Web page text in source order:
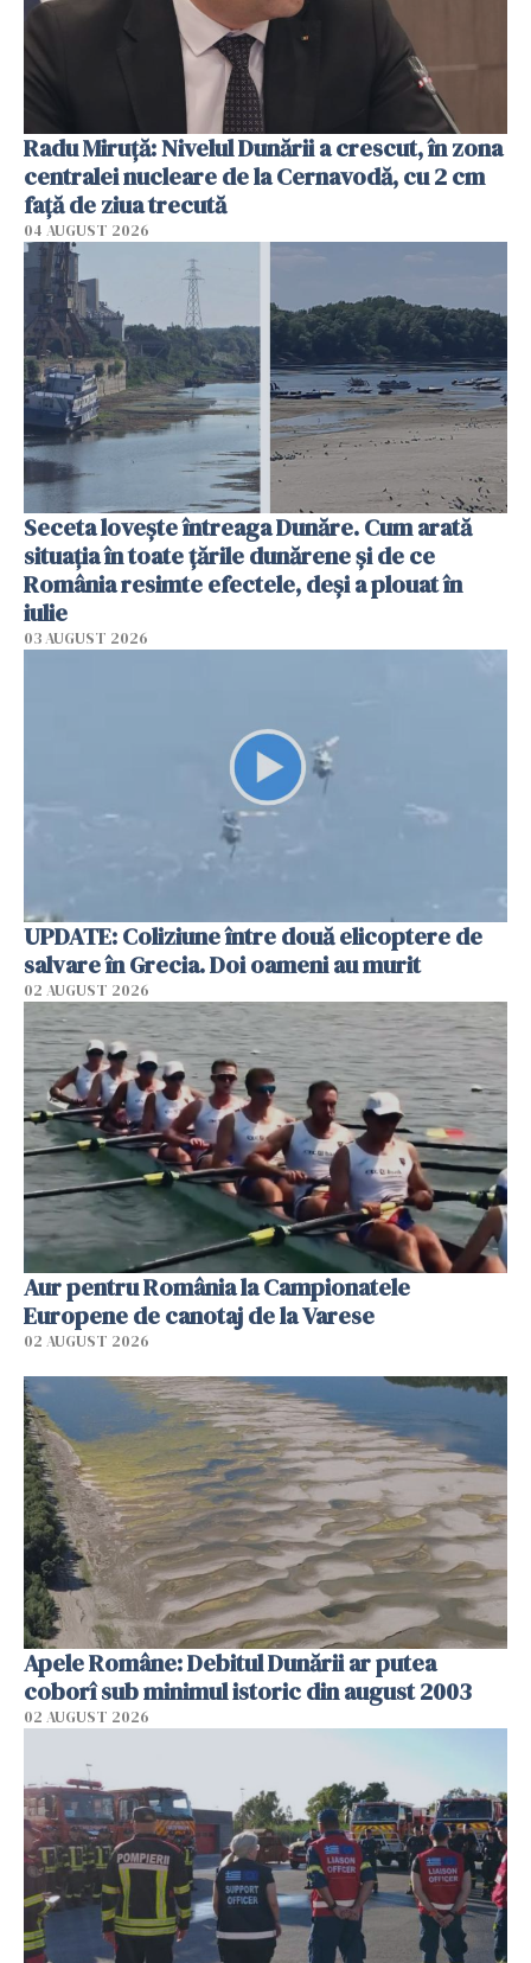
Radu Miruţă: Nivelul Dunării a crescut, în zona
centralei nucleare de la Cernavodă, cu 2 cm
faţă de ziua trecută
04 AUGUST 2026
Seceta lovește întreaga Dunăre. Cum arată
situația în toate țările dunărene și de ce
România resimte efectele, deși a plouat în
iulie
03 AUGUST 2026
UPDATE: Coliziune între două elicoptere de
salvare în Grecia. Doi oameni au murit
02 AUGUST 2026
Aur pentru România la Campionatele
Europene de canotaj de la Varese
02 AUGUST 2026
Apele Române: Debitul Dunării ar putea
coborî sub minimul istoric din august 2003
02 AUGUST 2026